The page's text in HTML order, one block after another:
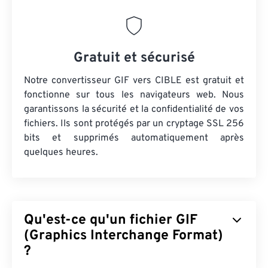
Gratuit et sécurisé
Notre convertisseur GIF vers CIBLE est gratuit et
fonctionne sur tous les navigateurs web. Nous
garantissons la sécurité et la confidentialité de vos
fichiers. Ils sont protégés par un cryptage SSL 256
bits et supprimés automatiquement après
quelques heures.
Qu'est-ce qu'un fichier GIF
(Graphics Interchange Format)
?